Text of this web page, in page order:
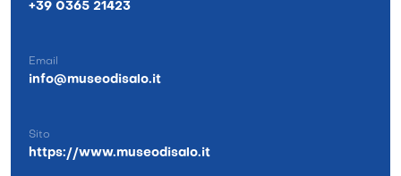
+39 0365 21423
Email
info@museodisalo.it
Sito
https://www.museodisalo.it